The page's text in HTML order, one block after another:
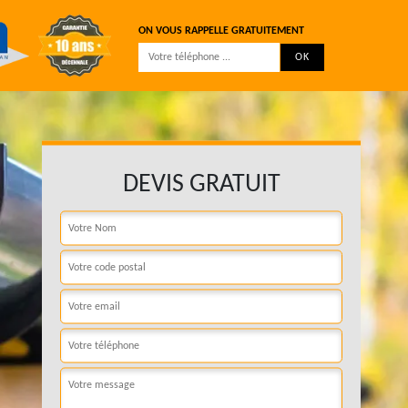
ON VOUS RAPPELLE GRATUITEMENT
DEVIS GRATUIT